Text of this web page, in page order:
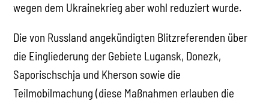
wegen dem Ukrainekrieg aber wohl reduziert wurde.
Die von Russland angekündigten Blitzreferenden über
die Eingliederung der Gebiete Lugansk, Donezk,
Saporischschja und Kherson sowie die
Teilmobilmachung (diese Maßnahmen erlauben die